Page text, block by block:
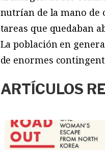
nutrían de la mano de
tareas que quedaban
La población en
de enormes
ARTÍCULOS